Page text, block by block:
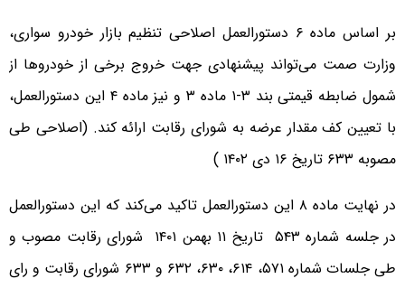
بر اساس ماده ۶ دستورالعمل اصلاحی تنظیم بازار خودرو سواری،
وزارت صمت می‌تواند پیشنهادی جهت خروج برخی از خودروها از
شمول ضابطه قیمتی بند ٣-١ ماده ٣ و نیز ماده ۴ این دستورالعمل،
با تعیین کف مقدار عرضه به شورای رقابت ارائه کند. (اصلاحی طی
مصوبه ۶٣٣ تاریخ ۱۶ دی ۱۴۰۲ )
در نهایت ماده ٨ این دستورالعمل تاکید می‌کند که این دستورالعمل
در جلسه شماره ۵۴٣ تاریخ ۱۱ بهمن ۱۴۰۱ شورای رقابت مصوب و
طی جلسات شماره ۵٧١، ۶١۴، ۶٣٠، ۶٣٢ و ۶٣٣ شورای رقابت و رای